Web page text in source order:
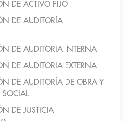
DE ACTIVO FIJO
DE AUDITORÍA
DE AUDITORIA INTERNA
DE AUDITORIA EXTERNA
DE AUDITORÍA DE OBRA Y
SOCIAL
DE JUSTICIA